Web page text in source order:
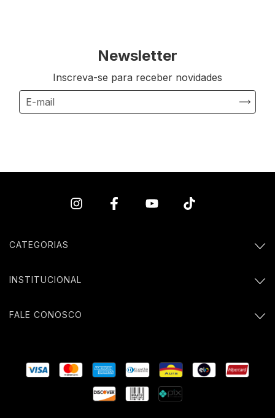
Newsletter
Inscreva-se para receber novidades
CATEGORIAS
INSTITUCIONAL
FALE CONOSCO